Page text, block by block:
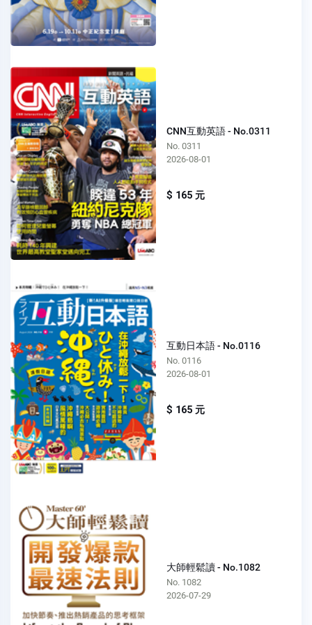
CNN互動英語 - No.0311
No. 0311
2026-08-01
$ 165 元
互動日本語 - No.0116
No. 0116
2026-08-01
$ 165 元
大師輕鬆讀 - No.1082
No. 1082
2026-07-29